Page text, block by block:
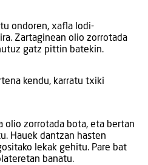
ondoren, xafla lodi-
Zartaginean olio zorrotada
gatz pittin batekin.
kendu, karratu txiki
olio zorrotada bota, eta bertan
Hauek dantzan hasten
lekak gehitu. Pare bat
banatu.